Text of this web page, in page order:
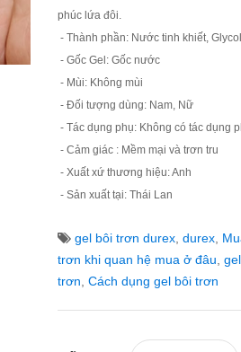
phúc lứa đôi.
- Thành phần: Nước tinh khiết,
- Gốc Gel: Gốc nước
- Mùi: Không mùi
- Đối tượng dùng: Nam, Nữ
- Tác dụng phụ: Không có tác dụng
- Cảm giác : Mềm mại và trơn tru
- Xuất xứ thương hiệu: Anh
- Sản xuất tại: Thái Lan
gel bôi trơn durex, durex,
trơn khi quan hệ mua ở đâu
trơn Cách dụng gel bôi trơn